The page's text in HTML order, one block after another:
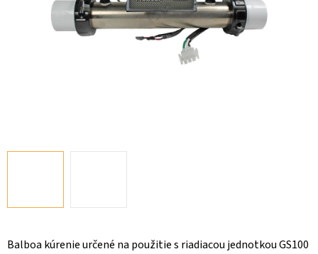
Balboa kúrenie určené na použitie s riadiacou jednotkou GS100